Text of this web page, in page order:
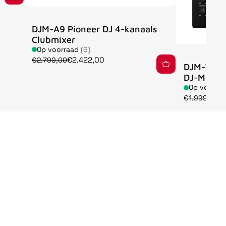
DJM-A9 Pioneer DJ 4-kanaals
Clubmixer
Op voorraad (6)
€2.799,00€2.422,00
DJM-V5
DJ-Mixer
Op
€1.999,00